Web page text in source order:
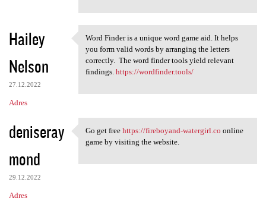
Hailey
Nelson
27.12.2022
Adres
Word Finder is a unique word
Word Finder is a unique word game aid. It helps
you form valid words by arranging the letters
correctly. The word finder tools yield relevant
findings. https://wordfinder.tools/
deniseray
mond
29.12.2022
Adres
Go get free https:/
Go get free https://fireboyand-watergirl.co online
game by visiting the website.